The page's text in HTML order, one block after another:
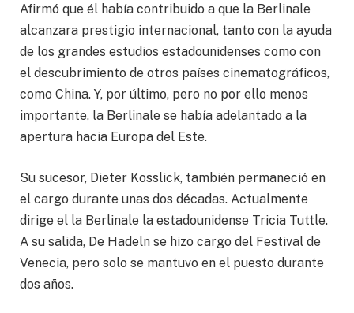
Afirmó que él había contribuido a que la Berlinale
alcanzara prestigio internacional, tanto con la ayuda
de los grandes estudios estadounidenses como con
el descubrimiento de otros países cinematográficos,
como China. Y, por último, pero no por ello menos
importante, la Berlinale se había adelantado a la
apertura hacia Europa del Este.
Su sucesor, Dieter Kosslick, también permaneció en
el cargo durante unas dos décadas. Actualmente
dirige el la Berlinale la estadounidense Tricia Tuttle.
A su salida, De Hadeln se hizo cargo del Festival de
Venecia, pero solo se mantuvo en el puesto durante
dos años.